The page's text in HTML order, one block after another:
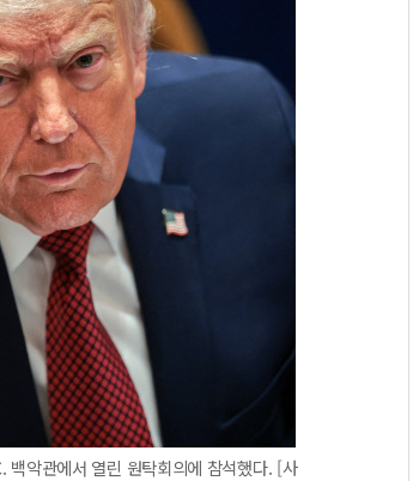
백악관에서 열린 원탁회의에 참석했다. [사